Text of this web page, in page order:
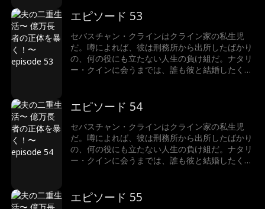
るのか？それよりも、そもそもなぜセバスチャ
ン・クラインは正体を隠しているのか？
エピソード 53
セバスチャン・クラインはクライン家の私生児
だ。噂によれば、彼は刑務所から出所したばかり
の、何の役にも立たない人生の負け組だ。ナタリ
ー・クインに会うまでは、誰も彼と結婚したくな
るのか？それよりも、そもそもなぜセバスチャ
ン・クラインは正体を隠しているのか？
エピソード 54
セバスチャン・クラインはクライン家の私生児
だ。噂によれば、彼は刑務所から出所したばかり
の、何の役にも立たない人生の負け組だ。ナタリ
ー・クインに会うまでは、誰も彼と結婚したくな
るのか？それよりも、そもそもなぜセバスチャ
ン・クラインは正体を隠しているのか？
エピソード 55